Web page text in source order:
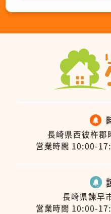
長崎県西彼杵郡
営業時間 10:00-
長崎県諫早
営業時間 10:00-